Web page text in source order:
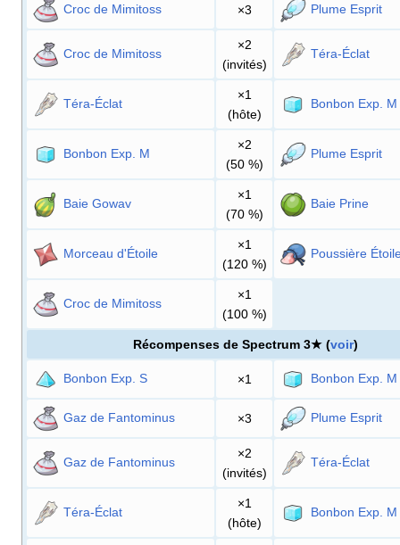
Croc de Mimitoss ×3 Plume Esprit
Croc de Mimitoss
×2
(invités)
Téra-Éclat
Téra-Éclat
×1
(hôte)
Bonbon Exp. M
Bonbon Exp. M
×2
(50 %)
Plume Esprit
Baie Gowav
×1
(70 %)
Baie Prine
Morceau d'Étoile
×1
(120 %)
Poussière
Croc de Mimitoss
×1
(100 %)
Récompenses de Spectrum 3★ (voir)
Bonbon Exp. S ×1 Bonbon Exp. M
Gaz de Fantominus ×3 Plume Esprit
Gaz de Fantominus
×2
(invités)
Téra-Éclat
Téra-Éclat
×1
(hôte)
Bonbon Exp. M